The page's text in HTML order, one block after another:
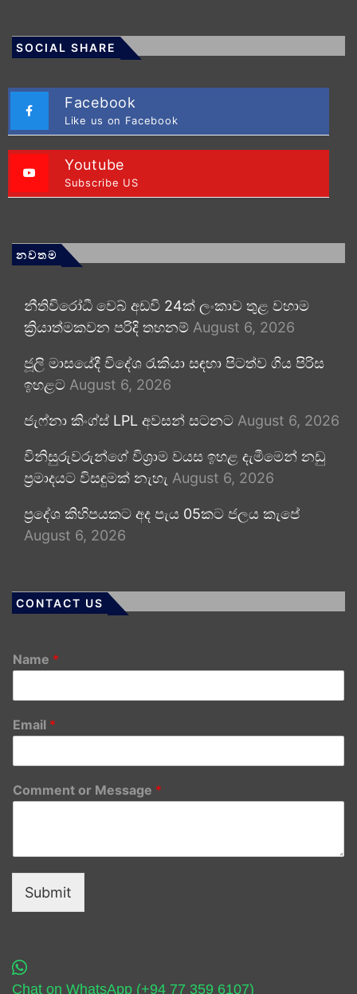
SOCIAL SHARE
Facebook
Like us on Facebook
Youtube
Subscribe US
නවතම
නීතිවිරෝධී වෙබ් අඩවි 24ක් ලංකාව තුළ වහාම
ක්‍රියාත්මකවන පරිදි තහනම් August 6, 2026
ජූලි මාසයේදී විදේශ රැකියා සඳහා පිටත්ව ගිය පිරිස
ඉහළට August 6, 2026
ජැෆ්නා කිංග්ස් LPL අවසන් සටනට August 6, 2026
විනිසුරුවරුන්ගේ විශ්‍රාම වයස ඉහළ දැමීමෙන් නඩු
ප්‍රමාදයට විසඳුමක් නැහැ August 6, 2026
ප්‍රදේශ කිහිපයකට අද පැය 05කට ජලය කැපේ
August 6, 2026
CONTACT US
Name *
Email *
Comment or Message *
Submit
Chat on WhatsApp (+94 77 359 6107)